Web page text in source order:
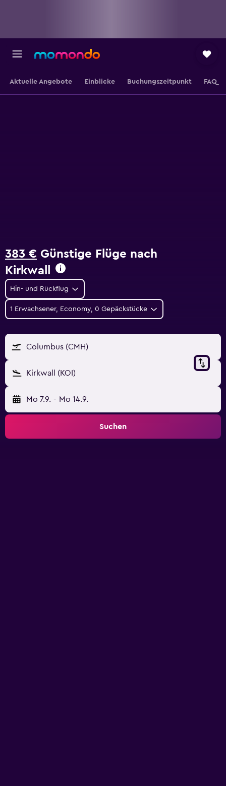
Aktuelle Angebote Einblicke Buchungszeitpunkt FAQ
383 € Günstige Flüge nach
Kirkwall
Hin- und Rückflug
1 Erwachsener, Economy, 0 Gepäckstücke
Columbus (CMH)
Kirkwall (KOI)
Mo 7.9. - Mo 14.9.
Suchen